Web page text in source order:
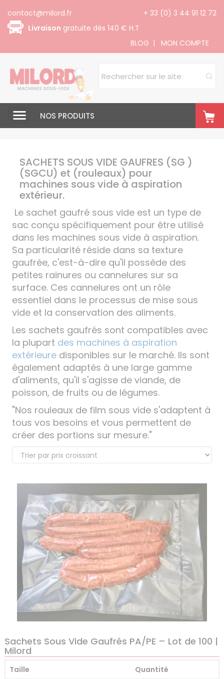
+ 33 (0) 3 44 91 12 72
contact@milord.fr
Livraison gratuite dès 140 € H.T
BLOG | MON COMPTE
NOS PRODUITS
SACHETS SOUS VIDE GAUFRES (SG )
(SGCU) et (rouleaux) pour
machines sous vide à aspiration
extérieur.
Le sachet gaufré sous vide est un type de
sac conçu spécifiquement pour être utilisé
dans les machines sous vide à aspiration.
Sa particularité réside dans sa texture
gaufrée, c'est-à-dire qu'il possède des
petites rainures ou cannelures sur sa
surface. Ces cannelures ont un rôle
essentiel dans le processus de mise sous
vide et la conservation des aliments.
Les sachets gaufrés sont compatibles avec
la plupart des machines à aspiration
extérieuredisponibles sur le marché. Ils sont
également adaptés à une large gamme
d'aliments, qu'il s'agisse de viande, de
poisson, de fruits ou de légumes.
"Nos rouleaux de film sous vide s'adaptent à
tous vos besoins et vous permettent de
créer des portions sur mesure."
Sachets Sous Vide Gaufrés PA/PE – Lot de 100 |
Milord
Taille
Quantité